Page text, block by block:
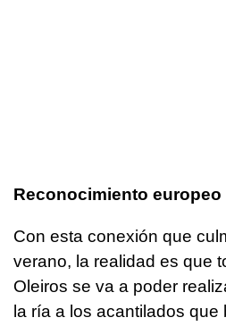
Reconocimiento europeo
Con esta conexión que
verano, la realidad es que
Oleiros se va a poder
la ría a los acantilados que